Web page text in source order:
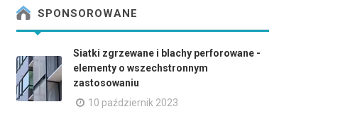
SPONSOROWANE
Siatki zgrzewane i blachy perforowane -
elementy o wszechstronnym
zastosowaniu
10 październik 2023